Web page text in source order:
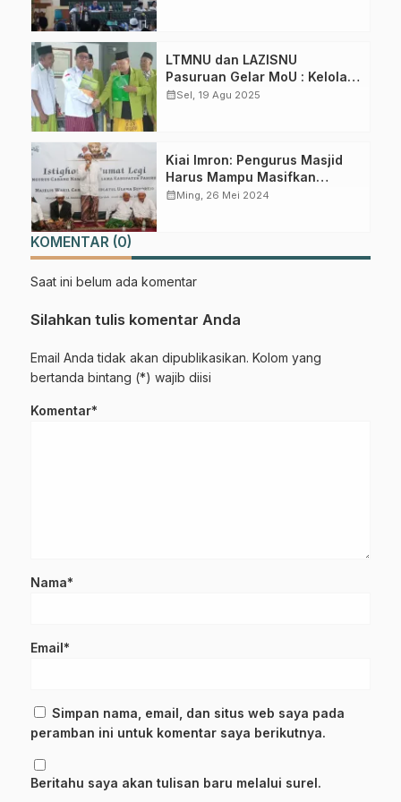
Gabung Channel WhatsApp NU
Pasuruan
Dapatkan info kegiatan, kajian, dan berita terbaru langsung dari
Join Sekarang
LTMNU dan LAZISNU
Pasuruan Gelar MoU : Kelola
ZIS dan Peduli Lingkungan
calendar_monthSel, 19 Agu 2025
Kiai Imron: Pengurus Masjid
Harus Mampu Masifkan
Pendidikan Diarea Masjid
calendar_monthMing, 26 Mei 2024
KOMENTAR (0)
Saat ini belum ada komentar
Silahkan tulis komentar Anda
Email Anda tidak akan dipublikasikan. Kolom yang
bertanda bintang (*) wajib diisi
Komentar*
Nama*
Email*
Simpan nama, email, dan situs web saya pada
peramban ini untuk komentar saya berikutnya.
Beritahu saya akan tulisan baru melalui surel.